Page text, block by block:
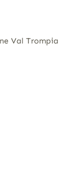
Val Trompia